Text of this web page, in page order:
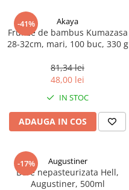
-41% Akaya
Frunze de bambus Kumazasa
28-32cm, mari, 100 buc, 330 g
81,34 lei
48,00 lei
IN STOC
ADAUGA IN COS
-17% Augustiner
Bere nepasteurizata Hell,
Augustiner, 500ml